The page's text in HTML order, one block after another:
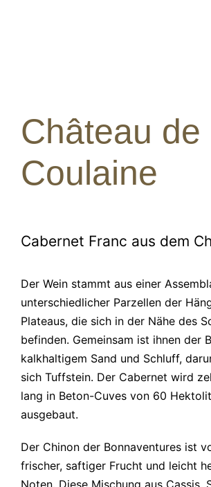
Menüauswahl
Rezepte
Kontakt
Château de
Coulaine
Cabernet Franc aus dem
Der Wein stammt aus einer
unterschiedlicher Parzellen der
Plateaus, die sich in der Nähe des
befinden. Gemeinsam ist ihnen der
kalkhaltigem Sand und Schluff,
sich Tuffstein. Der Cabernet wird
lang in Beton-Cuves von 60
ausgebaut.
Der Chinon der Bonnaventures ist
frischer, saftiger Frucht und leicht